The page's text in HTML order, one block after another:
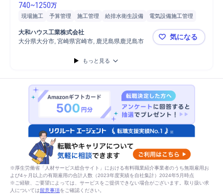
740~1250万
現場施工 予算管理 施工管理 給排水衛生設備
電気設備施工管理
品質管理
商業施設 空調設備
給排水施工管理
現場代理人 店舗
給排水衛生設備施工管理
大和ハウス工業株式会社
大分県大分市, 宮崎県宮崎市, 鹿児島県鹿児島市
【大分・宮
気になる
もっと見る
※厚生労働省「人材サービス総合サイト」における有料職業紹介事業者のうち無期雇用お
よび4ヶ月以上の有期雇用の合計人数（2023年度実績を自社集計）2024年5月時点
※ご経験、ご要望によっては、サービスをご提供できない場合がございます。取り扱い求
人については留意事項をご確認ください。